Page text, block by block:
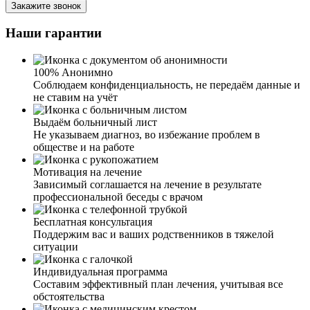
задав вопросы и осмотрев мою мать, провел процедуру
Профессионализм вашего специалиста был виден сразу.
Я давно хотела закодироваться от алкоголя, но что-то
останавливало меня. Смущение, стыд ехать в клинику и
признавать, что я алкоголичка. Позвонив вам и узнав,
что это все анонимно и можно вызвать врача и сделать
кодирование на дому, я тут же согласилась. Врач
приехал, мы с ним ещё раз обсудили, выбрали метод
кодирования. Врач сделал процедуру, дал рекомендации.
Я очень довольна результатом. Срок кодирования уже
истек два месяца назад, но желания выпить у меня так и
нет. Не знаю, может, это ещё так разговор с врачом на
меня повлиял. Уж очень хороший и отзывчивый доктор.
Закажите звонок
Наши гарантии
100% Анонимно
Соблюдаем конфиденциальность, не передаём данные и
не ставим на учёт
Выдаём больничный лист
Не указываем диагноз, во избежание проблем в
обществе и на работе
Мотивация на лечение
Зависимый соглашается на лечение в результате
профессиональной беседы с врачом
Бесплатная консультация
Поддержим вас и ваших родственников в тяжелой
ситуации
Индивидуальная программа
Составим эффективный план лечения, учитывая все
обстоятельства